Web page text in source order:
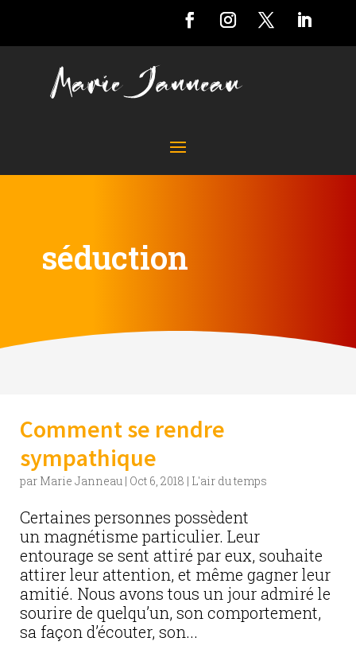
séduction
Comment se rendre
sympathique
par Marie Janneau | Oct 6, 2018 | L'air du temps
Certaines personnes possèdent
un magnétisme particulier. Leur
entourage se sent attiré par eux, souhaite
attirer leur attention, et même gagner leur
amitié. Nous avons tous un jour admiré le
sourire de quelqu’un, son comportement,
sa façon d’écouter, son...